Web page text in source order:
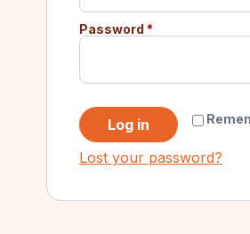
Password *
Log in
Lost your password?